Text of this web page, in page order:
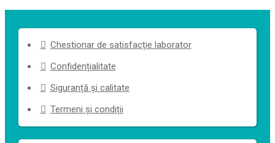
Chestionar de satisfacție laborator
Confidențialitate
Siguranță și calitate
Termeni și condiții